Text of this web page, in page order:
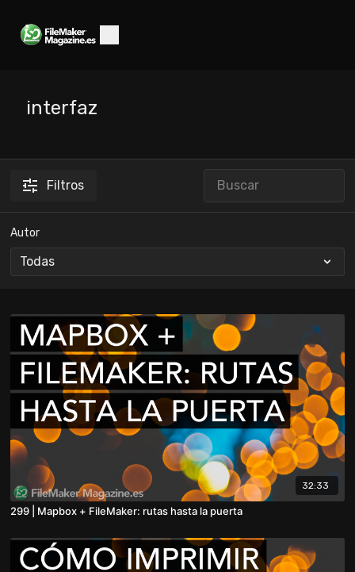
interfaz
Filtros
Autor
32:33
299 | Mapbox + FileMaker: rutas hasta la puerta